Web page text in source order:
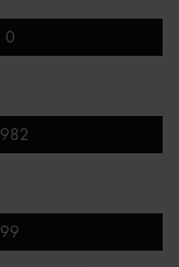
0